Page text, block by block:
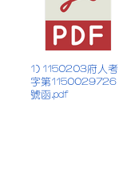
1) 1150203府人考
字第1150029726
號函.pdf